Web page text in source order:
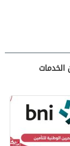
الخدمات